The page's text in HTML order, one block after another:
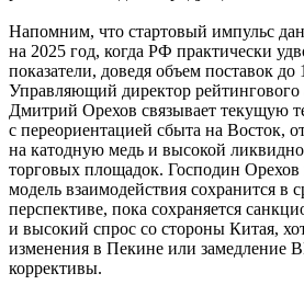
Напомним, что стартовый импульс
на 2025 год, когда РФ практически
показатели, доведя объем поставок
Управляющий директор рейтингового
Дмитрий Орехов связывает текущую
с переориентацией сбыта на Восток,
на катодную медь и высокой
торговых площадок. Господин Орехов
модель взаимодействия сохранится в
перспективе, пока сохраняется
и высокий спрос со стороны Китая,
изменения в Пекине или замедление
коррективы.